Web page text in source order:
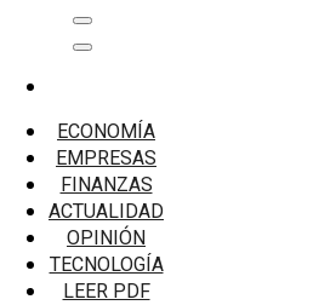
Menú
principal
ECONOMÍA
EMPRESAS
FINANZAS
ACTUALIDAD
OPINIÓN
TECNOLOGÍA
LEER PDF
Celebra a papá sin
según su estilo y sin
Celebra a papá sin
útiles según su estilo y sin
tus finanzas